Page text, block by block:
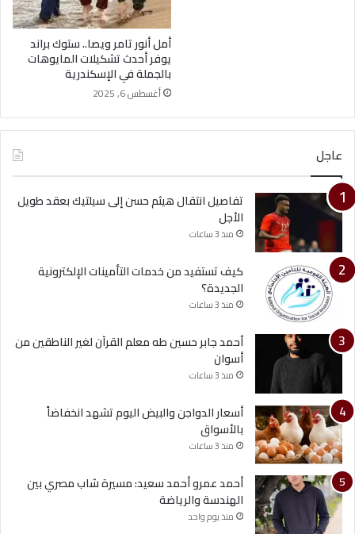
أمل أنور تامر ويصا.. ستوك براند
يوفر أحدث تشكيلات المايوهات
بالجملة في الإسكندرية
أغسطس 6, 2025
عاجل
تفاصيل انتقال هيثم حسن إلى سيلتيك بعقد طويل
الأجل
منذ 3 ساعات
كيف تستفيد من خدمات التأمينات الإلكترونية
الجديدة؟
منذ 3 ساعات
أحمد جابر حسين طه معلم القرآن لغير الناطقين من
أسوان
منذ 3 ساعات
أسعار الدواجن والبيض اليوم تشهد انخفاضاً
بالأسواق
منذ 3 ساعات
أحمد عمرو أحمد سعيد: مسيرة شاب مصري بين
الهندسة والرياضة
منذ يوم واحد